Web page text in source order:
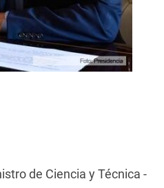
de Ciencia y Técnica -